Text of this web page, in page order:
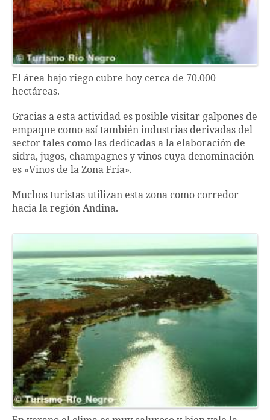
El área bajo riego cubre hoy cerca de 70.000
hectáreas.
Gracias a esta actividad es posible visitar galpones de
empaque como así también industrias derivadas del
sector tales como las dedicadas a la elaboración de
sidra, jugos, champagnes y vinos cuya denominación
es «Vinos de la Zona Fría».
Muchos turistas utilizan esta zona como corredor
hacia la región Andina.